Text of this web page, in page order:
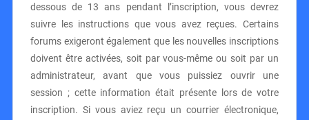
dessous de 13 ans pendant l’inscription, vous devrez
suivre les instructions que vous avez reçues. Certains
forums exigeront également que les nouvelles inscriptions
doivent être activées, soit par vous-même ou soit par un
administrateur, avant que vous puissiez ouvrir une
session ; cette information était présente lors de votre
inscription. Si vous aviez reçu un courrier électronique,